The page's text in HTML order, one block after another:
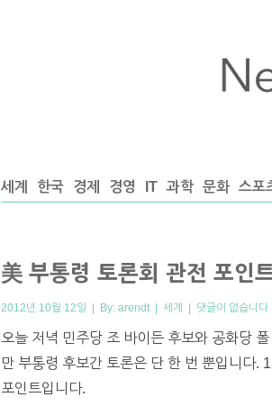
세계 한국 경제 경영 IT 과학 문화 스포
美 부통령 토론회 관전 포인
2012년 10월 12일 | By: arendt| 세계 | 댓글이 없습니다
오늘 저녁 민주당 조 바이든 후보와 공화당
만 부통령 후보간 토론은 단 한 번 뿐입니다.
포인트입니다.